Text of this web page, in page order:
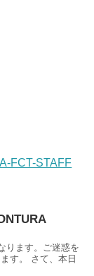
FCT-STAFF
ります。ご迷惑を
す。 さて、本日